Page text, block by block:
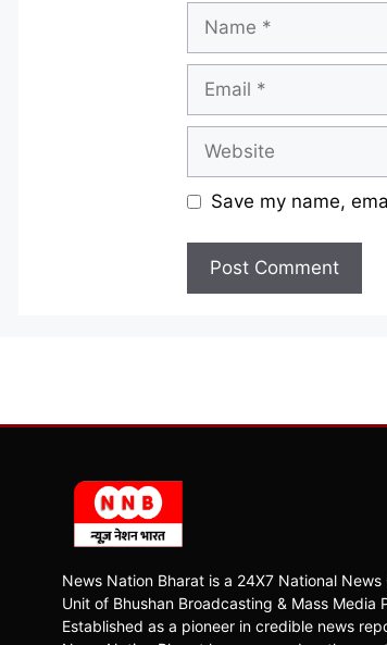
Save my name,
News Nation Bharat is a 24X7 National News
Unit of Bhushan Broadcasting & Mass Media
Established as a pioneer in credible news